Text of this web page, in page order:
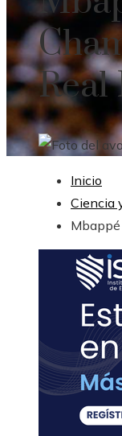
Inicio
Ciencia